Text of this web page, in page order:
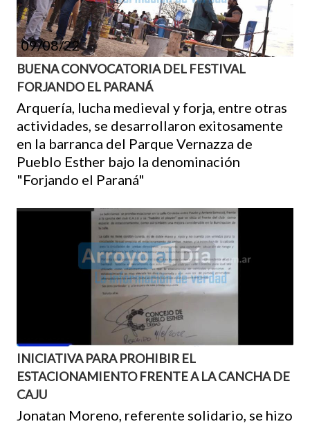
09/08/22
BUENA CONVOCATORIA DEL FESTIVAL
FORJANDO EL PARANÁ
Arquería, lucha medieval y forja, entre otras
actividades, se desarrollaron exitosamente
en la barranca del Parque Vernazza de
Pueblo Esther bajo la denominación
"Forjando el Paraná"
INICIATIVA PARA PROHIBIR EL
ESTACIONAMIENTO FRENTE A LA CANCHA DE
CAJU
Jonatan Moreno, referente solidario, se hizo